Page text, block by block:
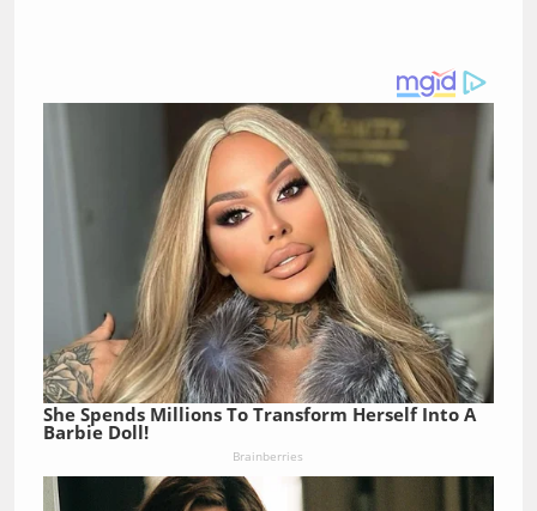
She Spends Millions To Transform Herself Into A
Barbie Doll!
Brainberries